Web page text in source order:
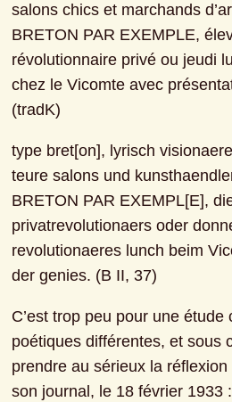
salons chics et marchands
BRETON PAR EXEMPLE,
révolutionnaire privé ou jeudi
chez le Vicomte avec
(tradK)
type bret[on], lyrisch
teure salons und
BRETON PAR EXEMPL[E],
privatrevolutionaers oder
revolutionaeres lunch beim
der genies. (B II, 37)
C’est trop peu pour une
poétiques différentes, et sous
prendre au sérieux la réflexion
son journal, le 18 février 1933 :